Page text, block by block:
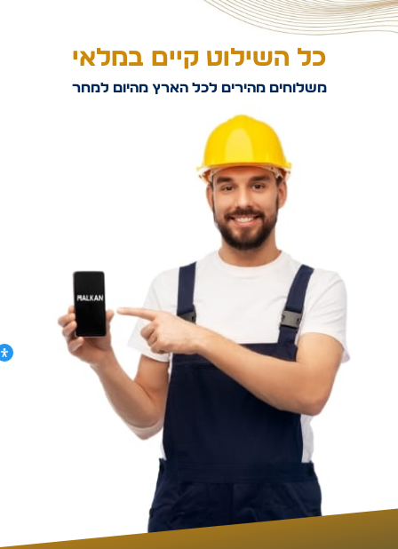
כל השילוט קיים במלאי
משלוחים מהירים לכל הארץ מהיום למחר